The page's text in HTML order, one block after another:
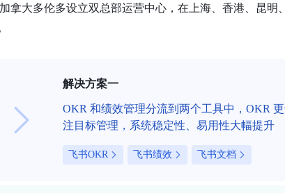
大多伦多设立双总部运营中心，在上海、香港、昆明
解决方案一
OKR 和绩效管理分流到两个工具中，OKR
注目标管理，系统稳定性、易用性大幅提升
飞书OKR 飞书绩效 飞书文档